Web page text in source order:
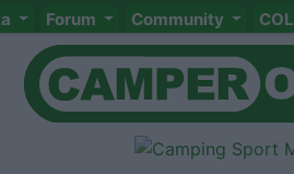
Forum Community COL